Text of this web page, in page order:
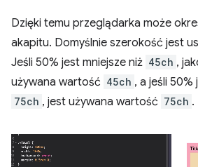
Dzięki temu przeglądarka może
akapitu. Domyślnie szerokość jest
Jeśli 50% jest mniejsze niż 45ch ,
używana wartość 45ch , a jeśli
75ch , jest używana wartość 75ch .